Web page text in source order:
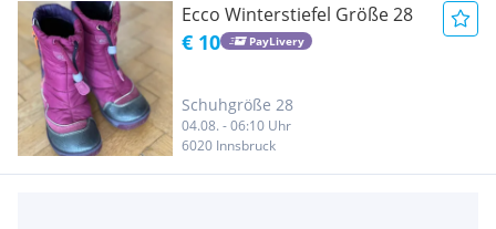
Ecco Winterstiefel Größe 28
€ 10 PayLivery
Schuhgröße 28
04.08. - 06:10 Uhr
6020 Innsbruck